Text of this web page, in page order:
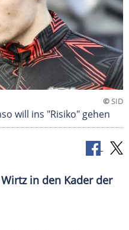
©SID
will ins "Risiko" gehen
in den Kader der